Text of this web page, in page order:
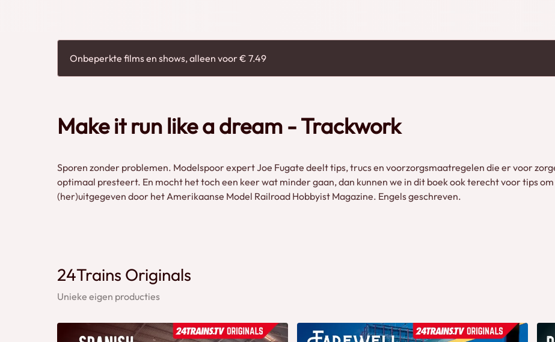
Onbeperkte films en shows, alleen voor € 7.49
Make it run like a dream - Trackwork
Sporen zonder problemen. Modelspoor expert Joe Fugate deelt tips, trucs en voorzorgsmaatregelen die er voor
optimaal presteert. En mocht het toch een keer wat minder gaan, dan kunnen we in dit boek ook terecht voor tips
(her)uitgegeven door het Amerikaanse Model Railroad Hobbyist Magazine. Engels geschreven.
24Trains Originals
Unieke eigen producties